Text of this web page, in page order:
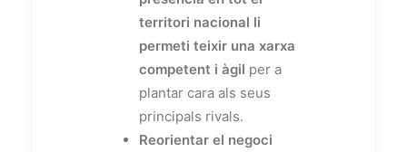
territori nacional li
permeti teixir una xarxa
competent i àgil per a
plantar cara als seus
principals rivals.
Reorientar el negoci